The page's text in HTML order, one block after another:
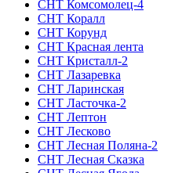
СНТ Комсомолец-4
СНТ Коралл
СНТ Корунд
СНТ Красная лента
СНТ Кристалл-2
СНТ Лазаревка
СНТ Ларинская
СНТ Ласточка-2
СНТ Лептон
СНТ Лесково
СНТ Лесная Поляна-2
СНТ Лесная Сказка